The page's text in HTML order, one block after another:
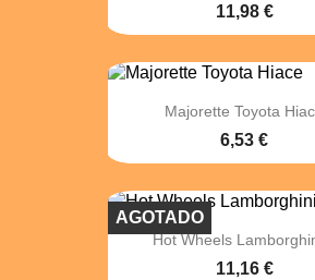
11,98 €
Majorette Toyota
6,53 €
Hot Wheels
11,16 €
AGOTADO